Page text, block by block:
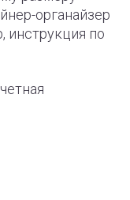
органайзер
инструкция по